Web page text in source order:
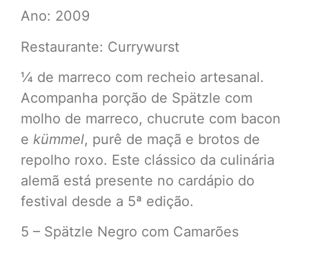
Ano: 2009
Restaurante: Currywurst
¼ de marreco com recheio artesanal.
Acompanha porção de Spätzle com
molho de marreco, chucrute com bacon
e kümmel, purê de maçã e brotos de
repolho roxo. Este clássico da culinária
alemã está presente no cardápio do
festival desde a 5ª edição.
5 – Spätzle Negro com Camarões